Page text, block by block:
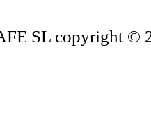
SL copyright ©